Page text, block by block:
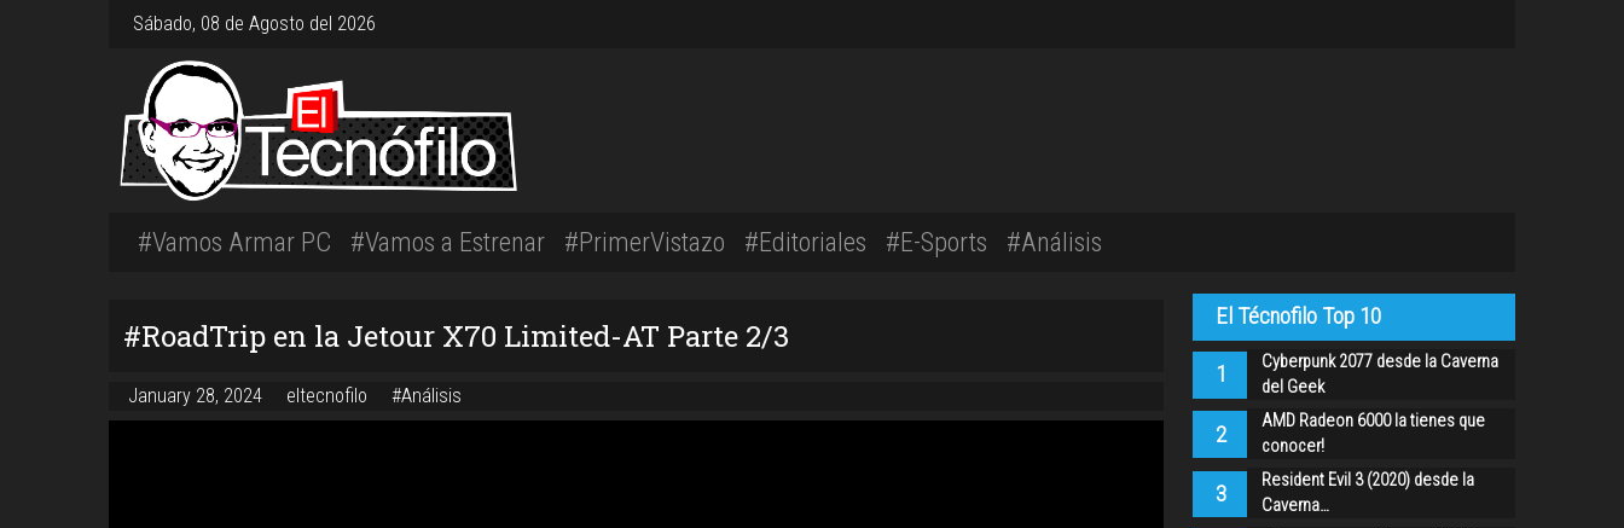
Sábado, 08 de Agosto del 2026
#Vamos Armar PC #Vamos a Estrenar #PrimerVistazo #Editoriales #E-Sports #Análisis
#RoadTrip en la Jetour X70 Limited-AT Parte 2/3
January 28, 2024 eltecnofilo #Análisis
El Técnofilo Top 10
1
Cyberpunk 2077 desde la Caverna
del Geek
2
AMD Radeon 6000 la tienes que
conocer!
3
Resident Evil 3 (2020) desde la
Caverna…